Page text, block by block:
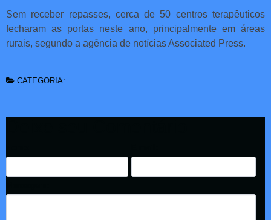
Sem receber repasses, cerca de 50 centros terapêuticos
fecharam as portas neste ano, principalmente em áreas
rurais, segundo a agência de notícias Associated Press.
CATEGORIA: